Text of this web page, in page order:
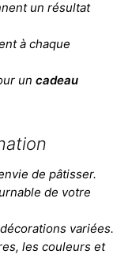
un résultat
à chaque
un cadeau
de pâtisser.
de votre
variées.
les couleurs et